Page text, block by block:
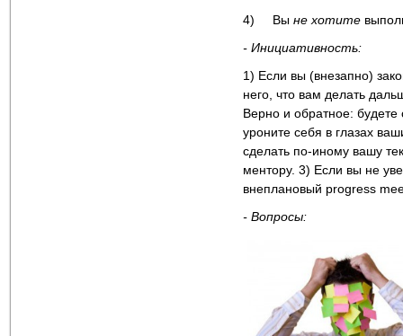
4) Вы не хотите
- Инициативность:
1) Если вы (внезапно)
него, что вам делать
Верно и обратное: будете
уроните себя в глазах
сделать по-иному вашу
ментору. 3) Если вы не
внеплановый progress
- Вопросы: